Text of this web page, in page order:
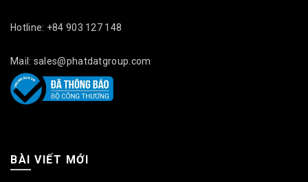
Hotline: +84 903 127 148
Mail: sales@phatdatgroup.com
BÀI VIẾT MỚI